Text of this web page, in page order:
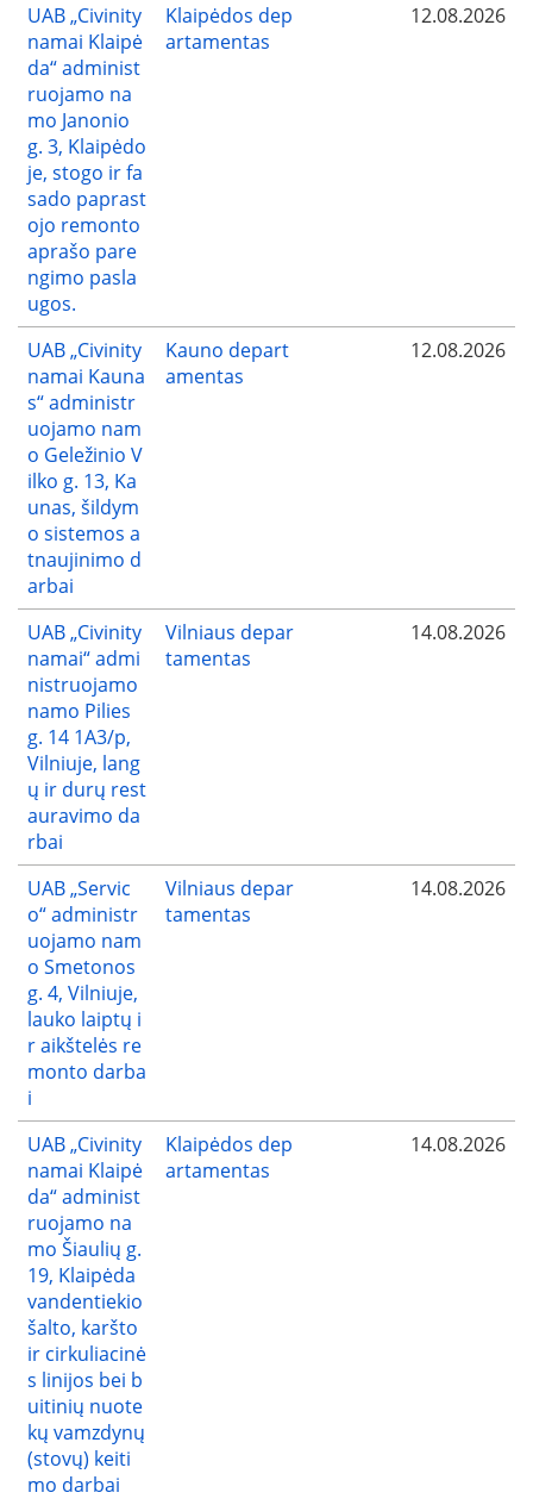
UAB „Civinity
namai Klaipė
da“ administ
ruojamo na
mo Janonio
g. 3, Klaipėdo
je, stogo ir fa
sado paprast
ojo remonto
aprašo pare
ngimo pasla
ugos.
Klaipėdos dep
artamentas
12.08.2026
UAB „Civinity
namai Kauna
s“ administr
uojamo nam
o Geležinio V
ilko g. 13, Ka
unas, šildym
o sistemos a
tnaujinimo d
arbai
Kauno depart
amentas
12.08.2026
UAB „Civinity
namai“ admi
nistruojamo
namo Pilies
g. 14 1A3/p,
Vilniuje, lang
ų ir durų rest
auravimo da
rbai
Vilniaus depar
tamentas
14.08.2026
UAB „Servic
o“ administr
uojamo nam
o Smetonos
g. 4, Vilniuje,
lauko laiptų i
r aikštelės re
monto darba
i
Vilniaus depar
tamentas
14.08.2026
UAB „Civinity
namai Klaipė
da“ administ
ruojamo na
mo Šiaulių g.
19, Klaipėda
vandentiekio
šalto, karšto
ir cirkuliacinė
s linijos bei b
uitinių nuote
kų vamzdynų
(stovų) keiti
mo darbai
Klaipėdos dep
artamentas
14.08.2026